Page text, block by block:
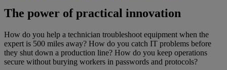
The power of practical innovation
How do you help a technician troubleshoot equipment when the
expert is 500 miles away? How do you catch IT problems before
they shut down a production line? How do you keep operations
secure without burying workers in passwords and protocols?